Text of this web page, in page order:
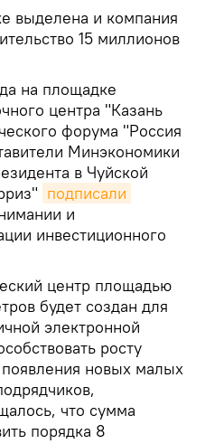
выделена и компания
15 миллионов
на площадке
центра "Казань
форума "Россия
Минэкономики
в Чуйской
подписали
и
инвестиционного
центр площадью
будет создан для
электронной
росту
появления новых малых
что сумма
порядка 8